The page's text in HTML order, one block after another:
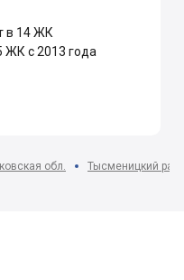
в 14 ЖК
ЖК с 2013 года
обл. Тысменицкий